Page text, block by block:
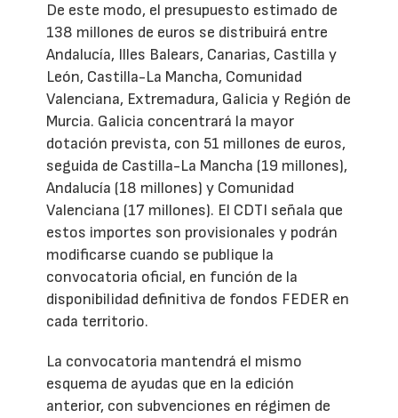
De este modo, el presupuesto estimado de
138 millones de euros se distribuirá entre
Andalucía, Illes Balears, Canarias, Castilla y
León, Castilla-La Mancha, Comunidad
Valenciana, Extremadura, Galicia y Región de
Murcia. Galicia concentrará la mayor
dotación prevista, con 51 millones de euros,
seguida de Castilla-La Mancha (19 millones),
Andalucía (18 millones) y Comunidad
Valenciana (17 millones). El CDTI señala que
estos importes son provisionales y podrán
modificarse cuando se publique la
convocatoria oficial, en función de la
disponibilidad definitiva de fondos FEDER en
cada territorio.
La convocatoria mantendrá el mismo
esquema de ayudas que en la edición
anterior, con subvenciones en régimen de